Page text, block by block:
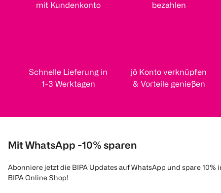
mit Kundenkonto
bezahlen
Schnelle Lieferung in
1-3 Werktagen
jö Konto verknüpfen
& Vorteile genießen
Mit WhatsApp -10% sparen
Abonniere jetzt die BIPA Updates auf WhatsApp und spare 10%
BIPA Online Shop!